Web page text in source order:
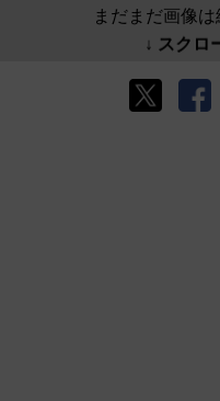
まだまだ画像は
↓ スクロ